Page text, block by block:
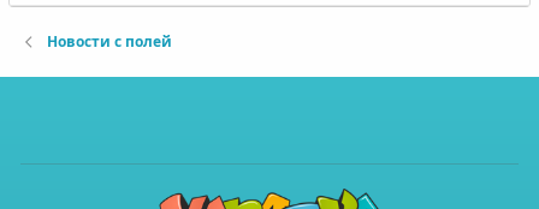
Новости с полей